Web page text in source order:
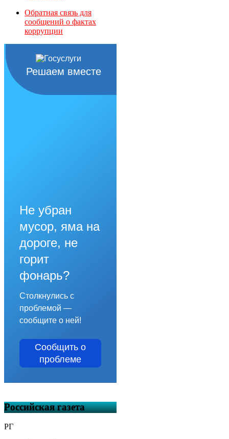
Обратная связь для
сообщений о фактах
коррупции
Решаем вместе
Не убран
мусор, яма на
дороге, не
горит
фонарь?
Столкнулись с
проблемой —
сообщите о ней!
Сообщить о
проблеме
Российская газета
РГ